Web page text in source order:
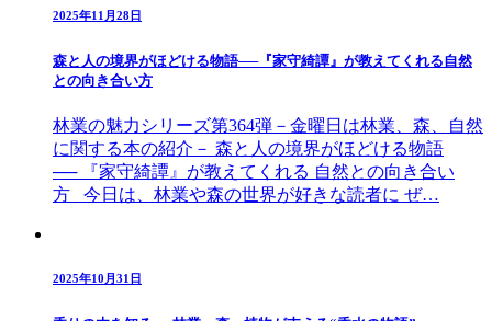
2025年11月28日
森と人の境界がほどける物語──『家守綺譚』が教えてくれる自然
との向き合い方
林業の魅力シリーズ第364弾－金曜日は林業、森、自然
に関する本の紹介－ 森と人の境界がほどける物語
── 『家守綺譚』が教えてくれる 自然との向き合い
方 今日は、林業や森の世界が好きな読者に ぜ…
2025年10月31日